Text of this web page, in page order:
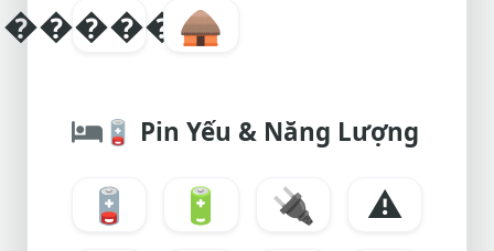
������
🛖
🪫 Pin Yếu & Năng Lượng
🪫 🔋 🔌
⚠️